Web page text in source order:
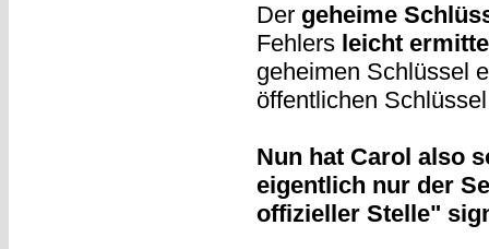
Der geheime
Fehlers leicht
geheimen Schlüssel
öffentlichen
Nun hat Carol also
eigentlich nur der
offizieller Stelle"